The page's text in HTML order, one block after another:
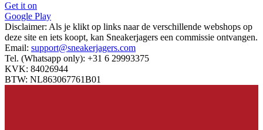
Get it on
Google Play
Disclaimer: Als je klikt op links naar de verschillende webshops op
deze site en iets koopt, kan Sneakerjagers een commissie ontvangen.
Email: support@sneakerjagers.com
Tel. (Whatsapp only): +31 6 29993375
KVK: 84026944
BTW: NL863067761B01